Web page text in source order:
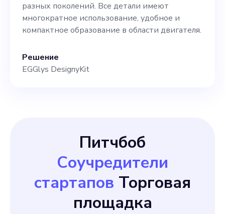
разных поколений. Все детали имеют
многократное использование, удобное и
компактное образование в области двигателя.
Решение
EGGlys DesignyKit
Питчбоб
Соучредители
стартапов Торговая
площадка